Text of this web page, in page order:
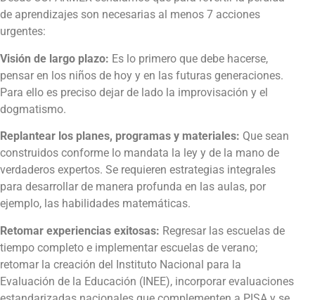
de aprendizajes son necesarias al menos 7 acciones
urgentes:
Visión de largo plazo: Es lo primero que debe hacerse,
pensar en los niños de hoy y en las futuras generaciones.
Para ello es preciso dejar de lado la improvisación y el
dogmatismo.
Replantear los planes, programas y materiales: Que sean
construidos conforme lo mandata la ley y de la mano de
verdaderos expertos. Se requieren estrategias integrales
para desarrollar de manera profunda en las aulas, por
ejemplo, las habilidades matemáticas.
Retomar experiencias exitosas: Regresar las escuelas de
tiempo completo e implementar escuelas de verano;
retomar la creación del Instituto Nacional para la
Evaluación de la Educación (INEE), incorporar evaluaciones